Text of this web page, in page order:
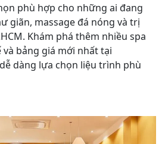
phù hợp cho những ai đang
giãn, massage đá nóng và trị
Khám phá thêm nhiều spa
bảng giá mới nhất tại
dàng lựa chọn liệu trình phù